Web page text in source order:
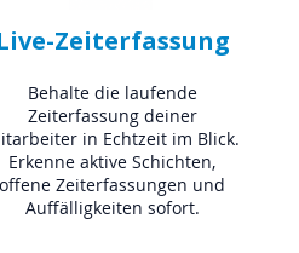
Zeiterfassung
Behalte die laufende
Zeiterfassung deiner
in Echtzeit im Blick.
Erkenne aktive Schichten,
offene Zeiterfassungen und
Auffälligkeiten sofort.